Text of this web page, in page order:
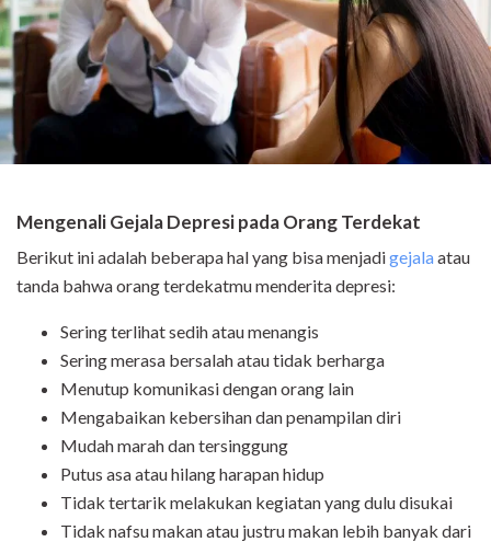
Mengenali Gejala Depresi pada Orang Terdekat
Berikut ini adalah beberapa hal yang bisa menjadigejalaatau
tanda bahwa orang terdekatmu menderita depresi:
Sering terlihat sedih atau menangis
Sering merasa bersalah atau tidak berharga
Menutup komunikasi dengan orang lain
Mengabaikan kebersihan dan penampilan diri
Mudah marah dan tersinggung
Putus asa atau hilang harapan hidup
Tidak tertarik melakukan kegiatan yang dulu disukai
Tidak nafsu makan atau justru makan lebih banyak dari